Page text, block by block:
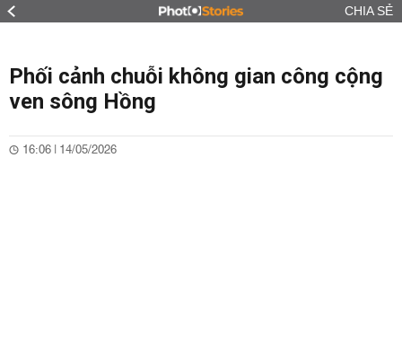
CHIA SẺ
Phối cảnh chuỗi không gian công cộng
ven sông Hồng
16:06 | 14/05/2026